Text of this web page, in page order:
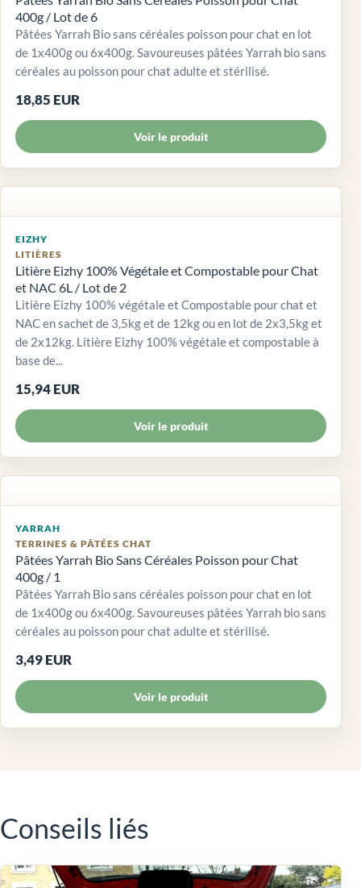
400g / Lot de 6
Pâtées Yarrah Bio sans céréales poisson pour chat en lot
de 1x400g ou 6x400g. Savoureuses pâtées Yarrah bio sans
céréales au poisson pour chat adulte et stérilisé.
18,85 EUR
Voir le produit
EIZHY
LITIÈRES
Litière Eizhy 100% Végétale et Compostable pour Chat
et NAC 6L / Lot de 2
Litière Eizhy 100% végétale et Compostable pour chat et
NAC en sachet de 3,5kg et de 12kg ou en lot de 2x3,5kg et
de 2x12kg. Litière Eizhy 100% végétale et compostable à
base de...
15,94 EUR
Voir le produit
YARRAH
TERRINES & PÂTÉES CHAT
Pâtées Yarrah Bio Sans Céréales Poisson pour Chat
400g / 1
Pâtées Yarrah Bio sans céréales poisson pour chat en lot
de 1x400g ou 6x400g. Savoureuses pâtées Yarrah bio sans
céréales au poisson pour chat adulte et stérilisé.
3,49 EUR
Voir le produit
Conseils liés